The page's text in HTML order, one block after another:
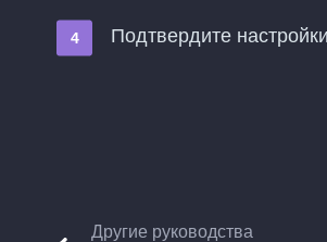
Подтвердите
Другие руководства